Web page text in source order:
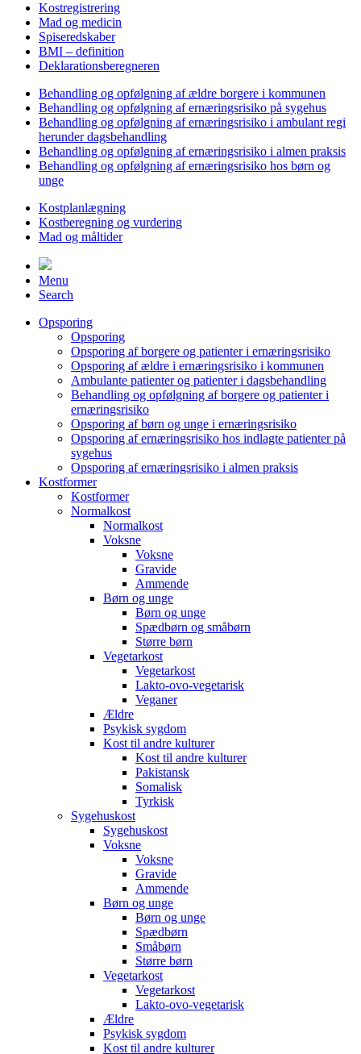
Kostregistrering
Mad og medicin
Spiseredskaber
BMI – definition
Deklarationsberegneren
Behandling og opfølgning af ældre borgere i kommunen
Behandling og opfølgning af ernæringsrisiko på sygehus
Behandling og opfølgning af ernæringsrisiko i ambulant regi
herunder dagsbehandling
Behandling og opfølgning af ernæringsrisiko i almen praksis
Behandling og opfølgning af ernæringsrisiko hos børn og
unge
Kostplanlægning
Kostberegning og vurdering
Mad og måltider
Menu
Search
Opsporing
Opsporing
Opsporing af borgere og patienter i ernæringsrisiko
Opsporing af ældre i ernæringsrisiko i kommunen
Ambulante patienter og patienter i dagsbehandling
Behandling og opfølgning af borgere og patienter i
ernæringsrisiko
Opsporing af børn og unge i ernæringsrisiko
Opsporing af ernæringsrisiko hos indlagte patienter på
sygehus
Opsporing af ernæringsrisiko i almen praksis
Kostformer
Kostformer
Normalkost
Normalkost
Voksne
Voksne
Gravide
Ammende
Børn og unge
Børn og unge
Spædbørn og småbørn
Større børn
Vegetarkost
Vegetarkost
Lakto-ovo-vegetarisk
Veganer
Ældre
Psykisk sygdom
Kost til andre kulturer
Kost til andre kulturer
Pakistansk
Somalisk
Tyrkisk
Sygehuskost
Sygehuskost
Voksne
Voksne
Gravide
Ammende
Børn og unge
Børn og unge
Spædbørn
Småbørn
Større børn
Vegetarkost
Vegetarkost
Lakto-ovo-vegetarisk
Ældre
Psykisk sygdom
Kost til andre kulturer